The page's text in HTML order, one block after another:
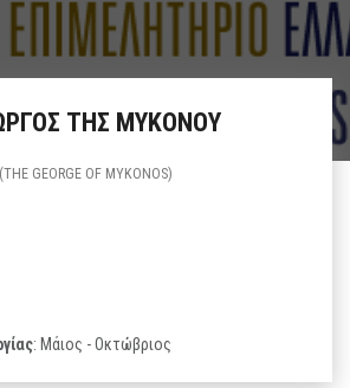
ΤΗΣ ΜΥΚΟΝΟΥ
(THE GEORGE OF MYKONOS)
: Μάιος - Οκτώβριος